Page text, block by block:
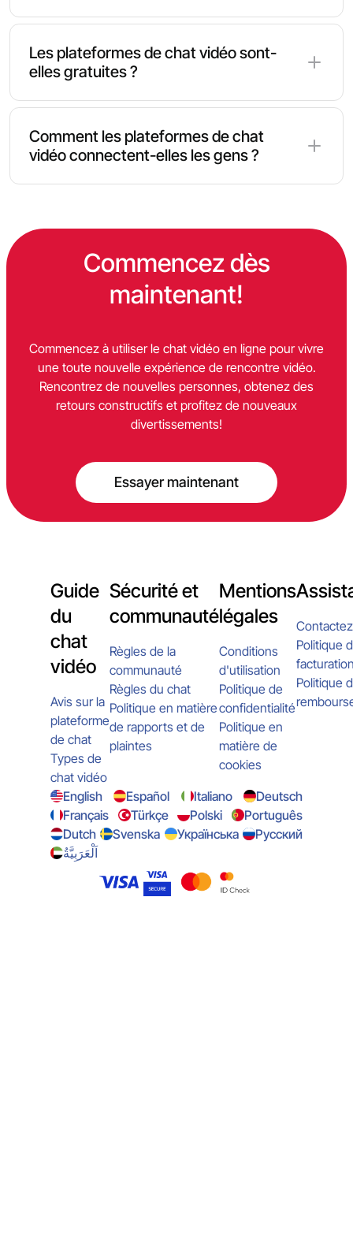
Les plateformes de chat vidéo sont-
elles gratuites ?
De nombreuses plateformes offrent des
fonctionnalités de chat vidéo gratuites, tandis que
certains services proposent des options premium
supplémentaires.
Comment les plateformes de chat
vidéo connectent-elles les gens ?
utilisateurs de manière aléatoire ou en fonction de
préférences spécifiques.
Commencez dès
maintenant!
Commencez à utiliser le chat vidéo en ligne pour vivre
une toute nouvelle expérience de rencontre vidéo.
Rencontrez de nouvelles personnes, obtenez des
retours constructifs et profitez de nouveaux
divertissements!
Essayer maintenant
Guide
du
chat
vidéo
Avis sur la
plateforme
de chat
Types de
chat vidéo
Sécurité et
communauté
Règles de la
communauté
Règles du chat
Politique en matière
de rapports et de
plaintes
Mentions
légales
Conditions
d'utilisation
Politique de
confidentialité
Politique en
matière de
cookies
Politique
Politique
English Español Italiano
Deutsch
Français
Türkçe Polski
Português
Dutch
Svenska Українська
Русский
اَلْعَرَبِيَّةُ